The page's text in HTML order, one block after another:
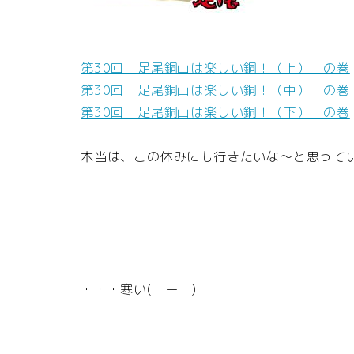
第30回 足尾銅山は楽しい銅！（上） の巻
第30回 足尾銅山は楽しい銅！（中） の巻
第30回 足尾銅山は楽しい銅！（下） の巻
本当は、この休みにも行きたいな～と思って
・・・寒い(￣ー￣)